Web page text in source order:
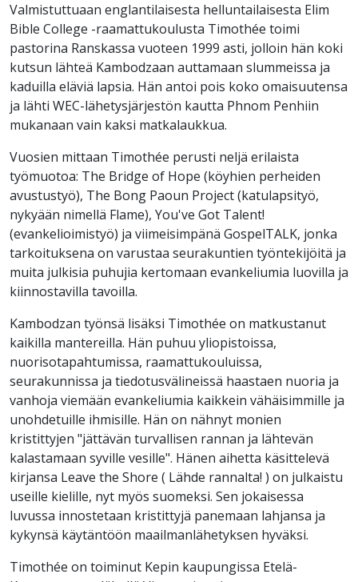
Valmistuttuaan englantilaisesta helluntailaisesta Elim
Bible College -raamattukoulusta Timothée toimi
pastorina Ranskassa vuoteen 1999 asti, jolloin hän koki
kutsun lähteä Kambodzaan auttamaan slummeissa ja
kaduilla eläviä lapsia. Hän antoi pois koko omaisuutensa
ja lähti WEC-lähetysjärjestön kautta Phnom Penhiin
mukanaan vain kaksi matkalaukkua.
Vuosien mittaan Timothée perusti neljä erilaista
työmuotoa: The Bridge of Hope (köyhien perheiden
avustustyö), The Bong Paoun Project (katulapsityö,
nykyään nimellä Flame), You've Got Talent!
(evankelioimistyö) ja viimeisimpänä GospelTALK, jonka
tarkoituksena on varustaa seurakuntien työntekijöitä ja
muita julkisia puhujia kertomaan evankeliumia luovilla ja
kiinnostavilla tavoilla.
Kambodzan työnsä lisäksi Timothée on matkustanut
kaikilla mantereilla. Hän puhuu yliopistoissa,
nuorisotapahtumissa, raamattukouluissa,
seurakunnissa ja tiedotusvälineissä haastaen nuoria ja
vanhoja viemään evankeliumia kaikkein vähäisimmille ja
unohdetuille ihmisille. Hän on nähnyt monien
kristittyjen "jättävän turvallisen rannan ja lähtevän
kalastamaan syville vesille". Hänen aihetta käsittelevä
kirjansa Leave the Shore ( Lähde rannalta! ) on julkaistu
useille kielille, nyt myös suomeksi. Sen jokaisessa
luvussa innostetaan kristittyjä panemaan lahjansa ja
kykynsä käytäntöön maailmanlähetyksen hyväksi.
Timothée on toiminut Kepin kaupungissa Etelä-